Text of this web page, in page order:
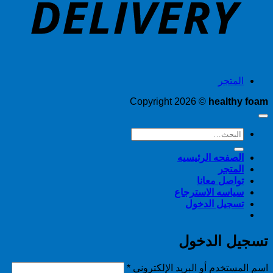
المتجر
Copyright 2026 © healthy foam
البحث
الصفحه الرئيسيه
المتجر
تواصل معانا
سياسه الاسترجاع
تسجيل الدخول
تسجيل الدخول
اسم المستخدم أو البريد الإلكتروني *مطلوبة